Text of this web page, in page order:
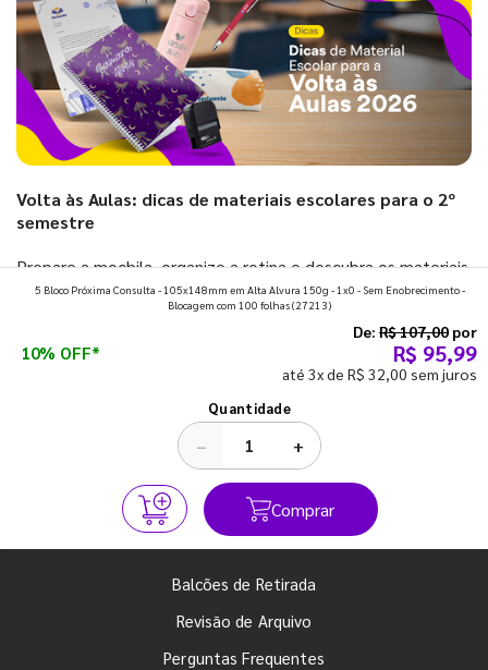
Volta às Aulas: dicas de materiais escolares para o 2º
semestre
Prepare a mochila, organize a rotina e descubra os materiais
que fazem toda diferença para começar o segundo
5 Bloco Próxima Consulta - 105x148mm em Alta Alvura 150g - 1x0 - Sem Enobrecimento -
Blocagem com 100 folhas(27213)
10% OFF*
De: R$ 107,00 por
R$ 95,99
até 3x de R$ 32,00 sem juros
Quantidade
− +
Comprar
Balcões de Retirada
Revisão de Arquivo
Perguntas Frequentes